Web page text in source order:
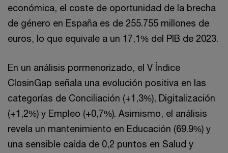
económica, el coste de oportunidad de la brecha
de género en España es de 255.755 millones de
euros, lo que equivale a un 17,1% del PIB de 2023.
En un análisis pormenorizado, el V Índice
ClosinGap señala una evolución positiva en las
categorías de Conciliación (+1,3%), Digitalización
(+1,2%) y Empleo (+0,7%). Asimismo, el análisis
revela un mantenimiento en Educación (69.9%) y
una sensible caída de 0,2 puntos en Salud y